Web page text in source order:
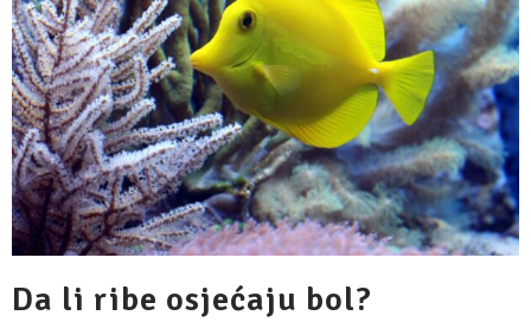
Da li ribe osjećaju bol?